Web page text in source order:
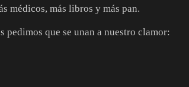
médicos, más libros y más pan.
que se unan a nuestro clamor: